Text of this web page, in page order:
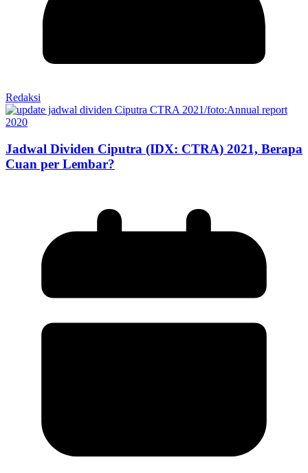
Redaksi
Jadwal Dividen Ciputra (IDX: CTRA) 2021, Berapa
Cuan per Lembar?